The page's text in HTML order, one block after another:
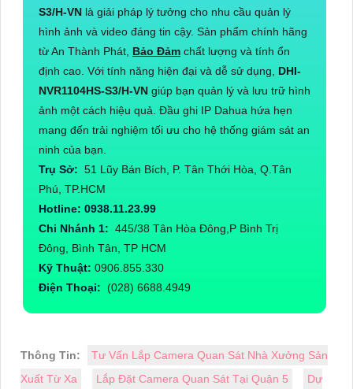
S3/H-VN là giải pháp lý tưởng cho nhu cầu quản lý
hình ảnh và video đáng tin cậy. Sản phẩm chính hãng
từ An Thành Phát, Bảo Đảm chất lượng và tính ổn
định cao. Với tính năng hiện đại và dễ sử dụng, DHI-
NVR1104HS-S3/H-VN giúp bạn quản lý và lưu trữ hình
ảnh một cách hiệu quả. Đầu ghi IP Dahua hứa hẹn
mang đến trải nghiệm tối ưu cho hệ thống giám sát an
ninh của bạn.
Trụ Sở: 51 Lũy Bán Bích, P. Tân Thới Hòa, Q.Tân
Phú, TP.HCM
Hotline: 0938.11.23.99
Chi Nhánh 1: 445/38 Tân Hòa Đông,P Bình Trị
Đông, Bình Tân, TP HCM
Kỹ Thuật: 0906.855.330
Điện Thoại: (028) 6688.4949
Thông Tin:
Tư Vấn Lắp Camera Quan Sát Nhà Xưởng Sản
Xuất Từ Xa
Lắp Đặt Camera Quan Sát Tại Quận 5 Dự